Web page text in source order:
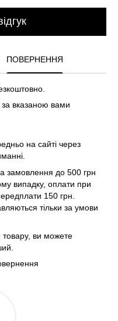
ПОВЕРНЕННЯ
за вказаною вами
на сайті через
замовлення до 500 грн
випадку, оплати при
150 грн.
тільки за умови
товару, ви можете